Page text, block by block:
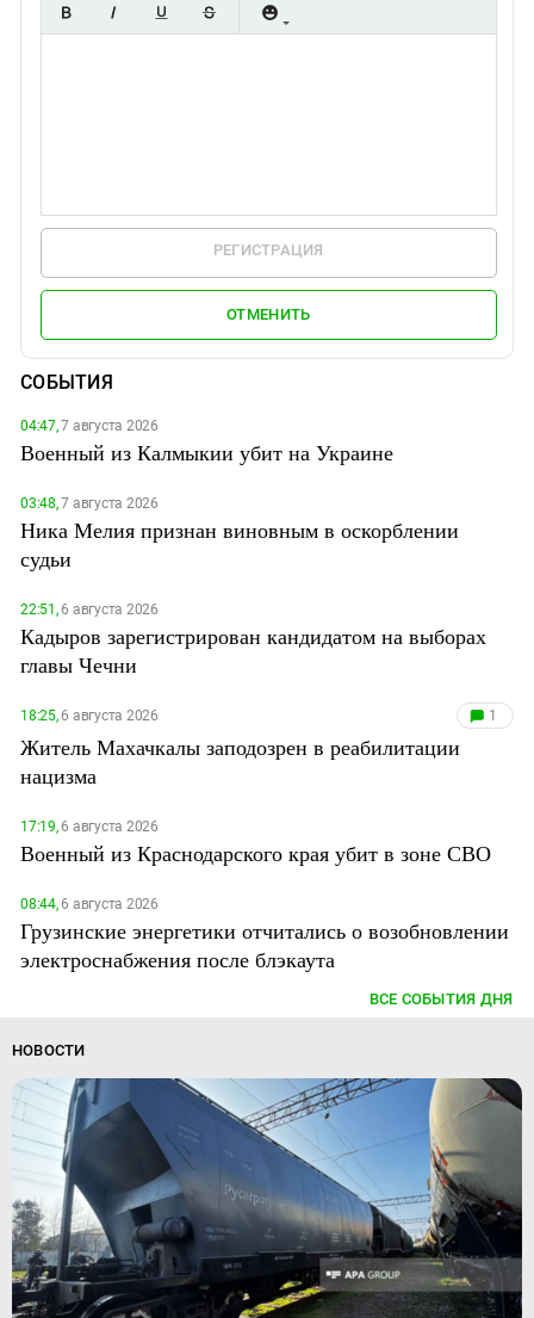
РЕГИСТРАЦИЯ
ОТМЕНИТЬ
СОБЫТИЯ
04:47,7 августа 2026
Военный из Калмыкии убит на Украине
03:48,7 августа 2026
Ника Мелия признан виновным в оскорблении
судьи
22:51,6 августа 2026
Кадыров зарегистрирован кандидатом на выборах
главы Чечни
18:25,6 августа 2026 1
Житель Махачкалы заподозрен в реабилитации
нацизма
17:19,6 августа 2026
Военный из Краснодарского края убит в зоне СВО
08:44,6 августа 2026
Грузинские энергетики отчитались о возобновлении
электроснабжения после блэкаута
ВСЕ СОБЫТИЯ ДНЯ
НОВОСТИ